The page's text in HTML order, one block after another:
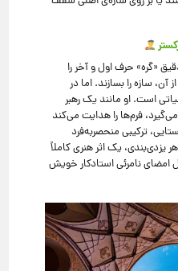
«گره» حرف اول و آخر را
آن، سازه را بسازند. اما در
است. او مانند یک رهبر
فرم‌ها را هدایت می‌کند
ترکیبی منحصربه‌فرد
یزدی‌بندی، یک اثر هنری کاملاً
نامرئی استادکار خویش